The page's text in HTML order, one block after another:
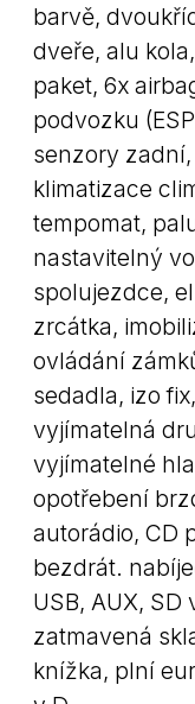
barvě,
dveře, alu
paket, 6x
podvozku
senzory
klimatizace
tempomat,
nastavitelný
spolujezdce,
zrcátka,
ovládání
sedadla, izo
vyjímatelná
vyjímatelné
opotřebení
autorádio, CD
bezdrát.
USB, AUX,
zatmavená
knížka, plní